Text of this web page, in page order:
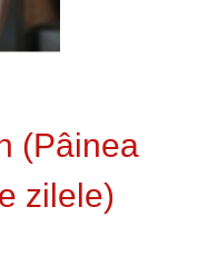
(Pâinea
zilele)